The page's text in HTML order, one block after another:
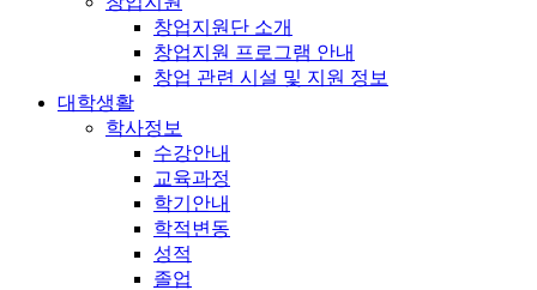
창업지원단 소개
창업지원 프로그램 안내
창업 관련 시설 및 지원 정보
대학생활
학사정보
수강안내
교육과정
학기안내
학적변동
성적
졸업